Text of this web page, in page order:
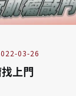
03-26
上門